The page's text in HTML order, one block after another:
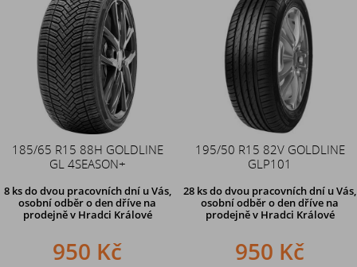
185/65 R15 88H GOLDLINE
GL 4SEASON+
8 ks do dvou pracovních dní u Vás,
osobní odběr o den dříve na
prodejně v Hradci Králové
950 Kč
195/50 R15 82V GOLDLINE
GLP101
28 ksdo dvou pracovních dní u Vás,
osobní odběr o den dříve na
prodejně v Hradci Králové
950 Kč